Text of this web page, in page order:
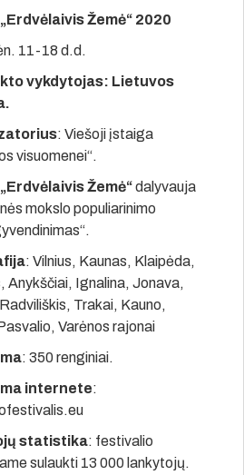
Žemė“ 2020
11-18 d.d.
vykdytojas: Lietuvos
: Viešoji įstaiga
visuomenei“.
Žemė“dalyvauja
mokslo populiarinimo
: Vilnius, Kaunas, Klaipėda,
Anykščiai, Ignalina, Jonava,
Trakai, Kauno,
Varėnos rajonai
: 350 renginiai.
internete:
statistika: festivalio
sulaukti 13 000 lankytojų.